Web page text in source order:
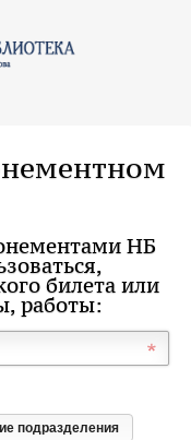
НБ
билета или
работы:
подразделения